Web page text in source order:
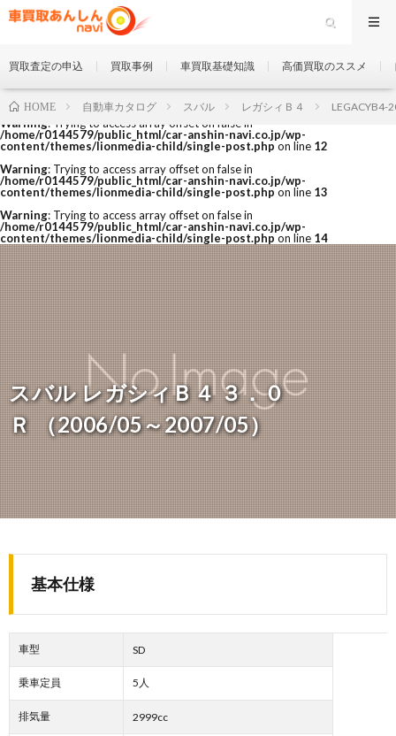
Warning: Trying to access array offset on false in
/home/r0144579/public_html/car-anshin-navi.co.jp/wp-
content/themes/lionmedia-child/single-post.php on line 12
Warning: Trying to access array offset on false in
/home/r0144579/public_html/car-anshin-navi.co.jp/wp-
content/themes/lionmedia-child/single-post.php on line 13
Warning: Trying to access array offset on false in
/home/r0144579/public_html/car-anshin-navi.co.jp/wp-
content/themes/lionmedia-child/single-post.php on line 14
買取査定の申込 買取事例 車買取基礎知識 高価買取のススメ
スバル レガシィＢ４ ３．０
Ｒ （2006/05～2007/05）
HOME 自動車カタログ スバル レガシィＢ４ LEGACYB4-
基本仕様
車型 SD
乗車定員 5人
排気量 2999cc